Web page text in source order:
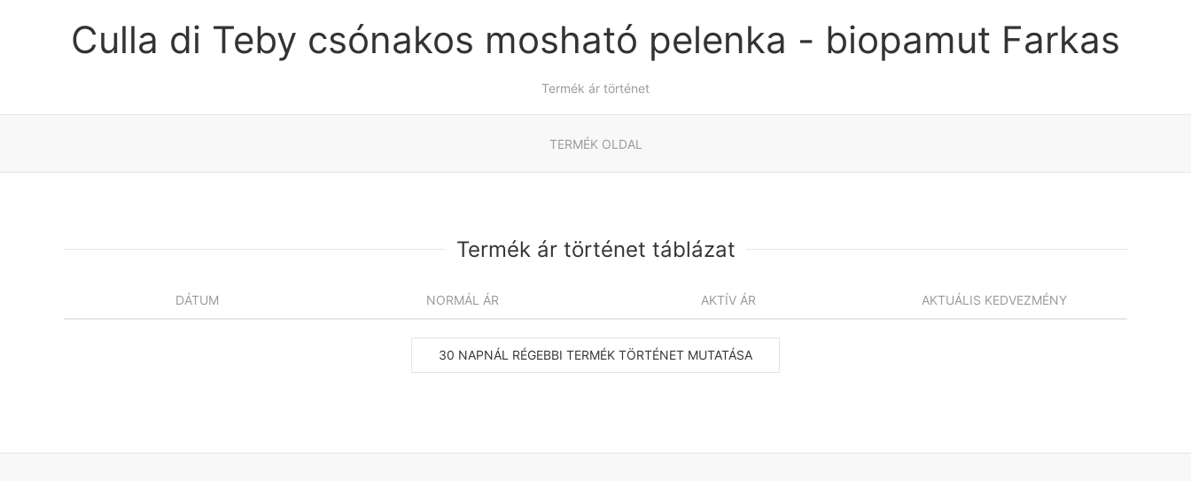
Culla di Teby csónakos mosható pelenka - biopamut Farkas
Termék ár történet
TERMÉK OLDAL
Termék ár történet táblázat
DÁTUM NORMÁL ÁR AKTÍV ÁR AKTUÁLIS KEDVEZMÉNY
30 NAPNÁL RÉGEBBI TERMÉK TÖRTÉNET MUTATÁSA